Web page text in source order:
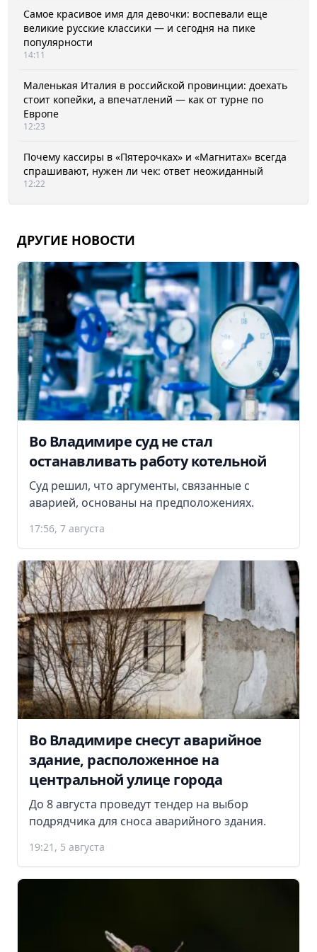
Самое красивое имя для девочки: воспевали еще
великие русские классики — и сегодня на пике
популярности
14:11
Маленькая Италия в российской провинции: доехать
стоит копейки, а впечатлений — как от турне по
Европе
12:23
Почему кассиры в «Пятерочках» и «Магнитах» всегда
спрашивают, нужен ли чек: ответ неожиданный
12:22
ДРУГИЕ НОВОСТИ
Во Владимире суд не стал
останавливать работу котельной
Суд решил, что аргументы, связанные с
аварией, основаны на предположениях.
17:56, 7 августа
Во Владимире снесут аварийное
здание, расположенное на
центральной улице города
До 8 августа проведут тендер на выбор
подрядчика для сноса аварийного здания.
19:21, 5 августа